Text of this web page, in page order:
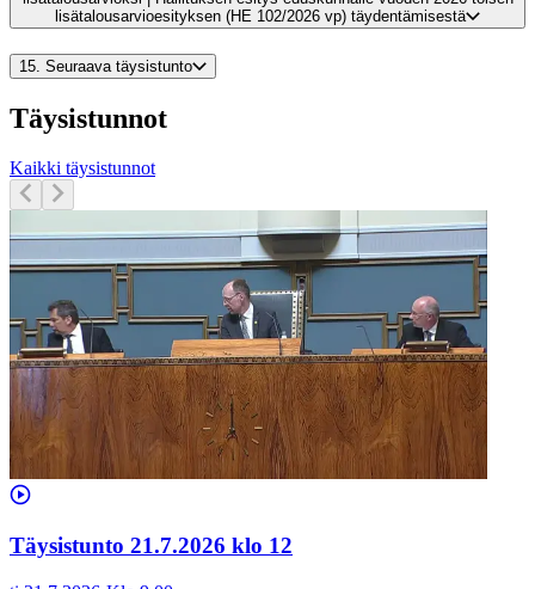
lisätalousarvioesityksen (HE 102/2026 vp) täydentämisestä
15. Seuraava täysistunto
Täysistunnot
Kaikki täysistunnot
Täysistunto 21.7.2026 klo 12